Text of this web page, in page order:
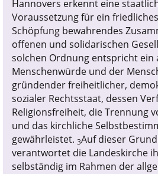
Hannovers erkennt eine
Voraussetzung für ein
Schöpfung bewahrendes
offenen und solidarischen
solchen Ordnung entspricht ein
Menschenwürde und der
gründender freiheitlicher,
sozialer Rechtsstaat, dessen
Religionsfreiheit, die Trennung
und das kirchliche
gewährleistet. 3Auf dieser
verantwortet die Landeskirche
selbständig im Rahmen der